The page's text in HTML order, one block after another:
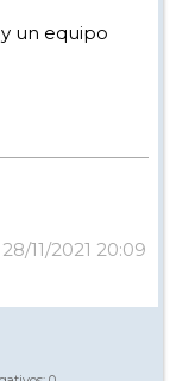
un equipo
11/2021 20:09